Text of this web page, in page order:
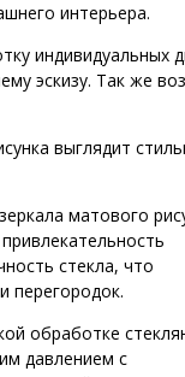
интерьера.
индивидуальных
эскизу. Так же
выглядит
матового
стекла, что
перегородок.
обработке
давлением с